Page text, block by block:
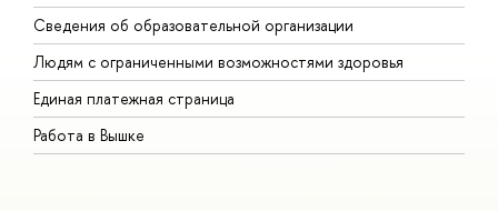
Сведения об образовательной организации
Людям с ограниченными возможностями здоровья
Единая платежная страница
Работа в Вышке